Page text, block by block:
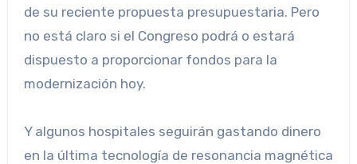
de su reciente propuesta presupuestaria. Pero
no está claro si el Congreso podrá o estará
dispuesto a proporcionar fondos para la
modernización hoy.
Y algunos hospitales seguirán gastando dinero
en la última tecnología de resonancia magnética